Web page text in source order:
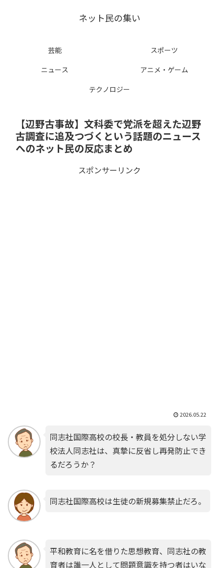
ネット民の集い
芸能
スポーツ
ニュース
アニメ・ゲーム
テクノロジー
【辺野古事故】文科委で党派を超えた辺野
古調査に追及つづくという話題のニュース
へのネット民の反応まとめ
スポンサーリンク
2026.05.22
同志社国際高校の校長・教員を処分しない学
校法人同志社は、真摯に反省し再発防止でき
るだろうか？
同志社国際高校は生徒の新規募集禁止だろ。
平和教育に名を借りた思想教育、同志社の教
育者は誰一人として問題意識を持つ者はいな